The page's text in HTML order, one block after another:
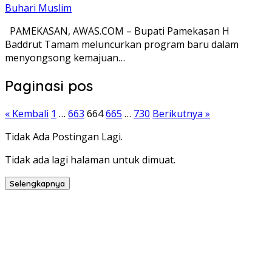
Buhari Muslim
PAMEKASAN, AWAS.COM – Bupati Pamekasan H
Baddrut Tamam meluncurkan program baru dalam
menyongsong kemajuan…
Paginasi pos
« Kembali 1 … 663 664665 … 730 Berikutnya »
Tidak Ada Postingan Lagi.
Tidak ada lagi halaman untuk dimuat.
Selengkapnya